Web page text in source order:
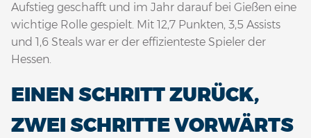
Aufstieg geschafft und im Jahr darauf bei Gießen eine
wichtige Rolle gespielt. Mit 12,7 Punkten, 3,5 Assists
und 1,6 Steals war er der effizienteste Spieler der
Hessen.
EINEN SCHRITT ZURÜCK,
ZWEI SCHRITTE VORWÄRTS